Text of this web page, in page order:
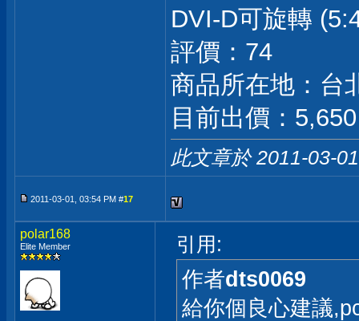
DVI-D可旋轉
評價：74
商品所在地：台
目前出價：
此文章於 2011-03-
2011-03-01, 03:54 PM #17
polar168
Elite Member 引用:
作者dts0069
給你個良心建議